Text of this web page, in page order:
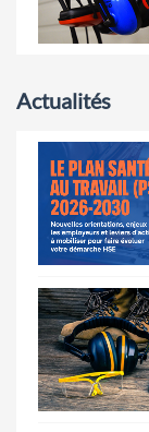
Actualités